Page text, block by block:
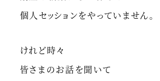
個人セッションをやっていません。
けれど時々
皆さまのお話を聞いて